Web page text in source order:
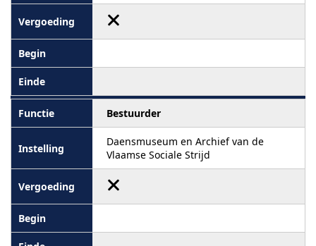
Bestuurder
Daensmuseum en Archief van de
Vlaamse Sociale Strijd